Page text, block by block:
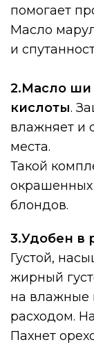
помогает
Масло
и
2.Масло ши
кислоты.
влажняет и
места.⠀
Такой
блондов.⠀
3.Удобен в
Густой,
жирный
на влажные
расходом.
Пахнет